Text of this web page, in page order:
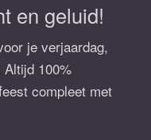
en geluid!
je verjaardag,
100%
compleet met